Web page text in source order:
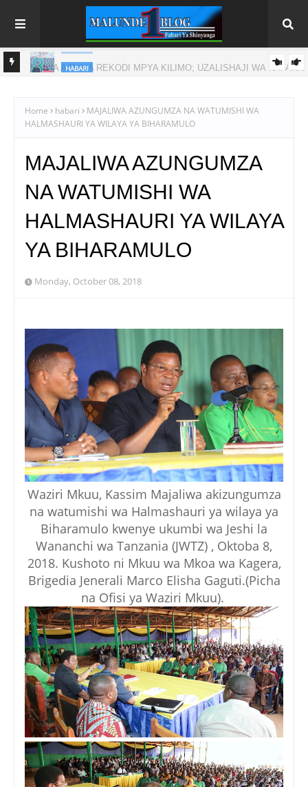
HABARI
Home habari
MAJALIWA AZUNGUMZA NA WATUMISHI WA
HALMASHAURI YA WILAYA YA BIHARAMULO
MAJALIWA AZUNGUMZA
NA WATUMISHI WA
HALMASHAURI YA WILAYA
YA BIHARAMULO
Monday, October 08, 2018
Waziri Mkuu, Kassim Majaliwa akizungumza
na watumishi wa Halmashauri ya wilaya ya
Biharamulo kwenye ukumbi wa Jeshi la
Wananchi wa Tanzania (JWTZ) , Oktoba 8,
2018. Kushoto ni Mkuu wa Mkoa wa Kagera,
Brigedia Jenerali Marco Elisha Gaguti.(Picha
na Ofisi ya Waziri Mkuu).